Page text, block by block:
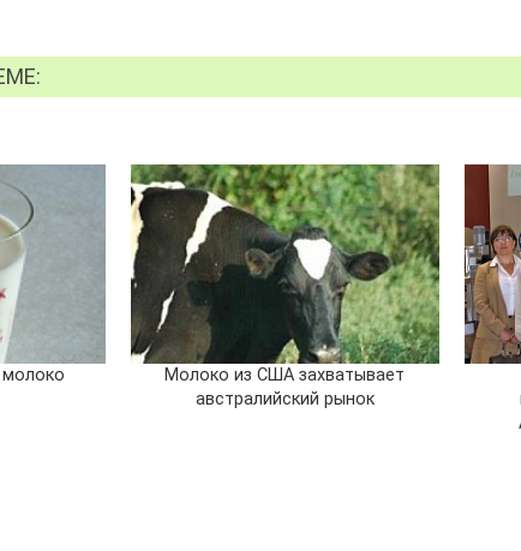
молоко
Молоко из США захватывает
австралийский рынок